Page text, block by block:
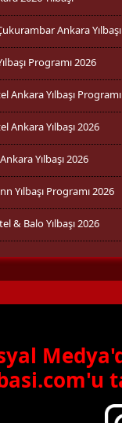
Ankara
Programı 2026
Ankara Yılbaşı
Ankara Yılbaşı 2026
Yılbaşı 2026
Yılbaşı Programı 2026
& Balo Yılbaşı 2026